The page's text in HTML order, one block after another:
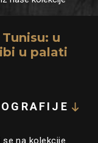
u
u palati
se na kolekcije